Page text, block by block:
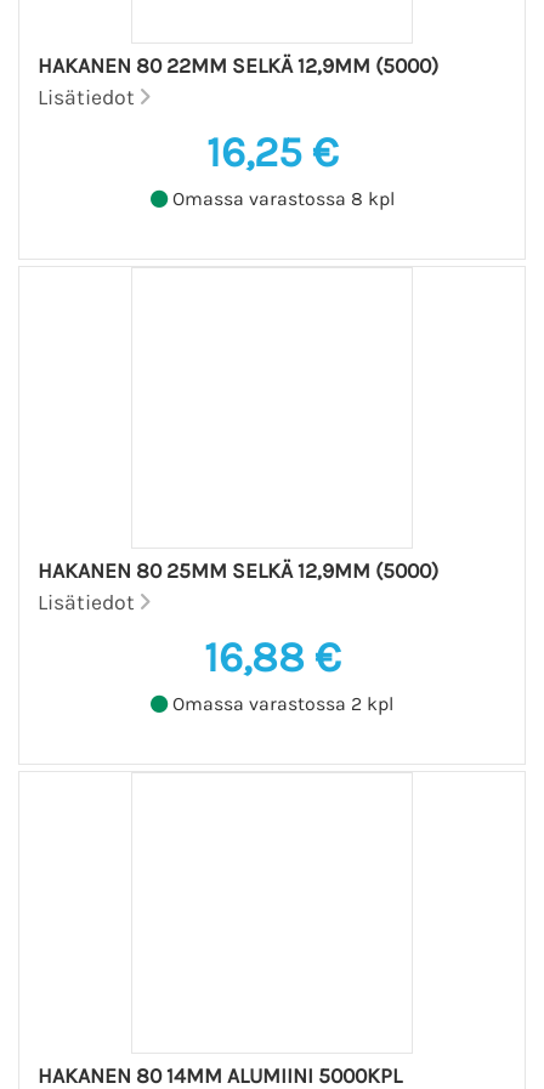
HAKANEN 80 22MM SELKÄ 12,9MM (5000)
Lisätiedot
16,25 €
Omassa varastossa 8 kpl
HAKANEN 80 25MM SELKÄ 12,9MM (5000)
Lisätiedot
16,88 €
Omassa varastossa 2 kpl
HAKANEN 80 14MM ALUMIINI 5000KPL